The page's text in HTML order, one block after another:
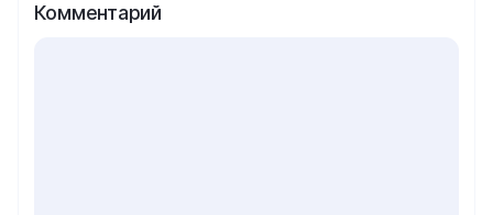
Комментарий